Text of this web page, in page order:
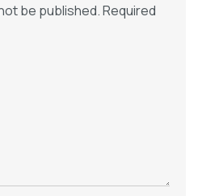
be published.Required